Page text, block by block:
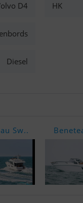
D4 HK
Diesel
Sw..